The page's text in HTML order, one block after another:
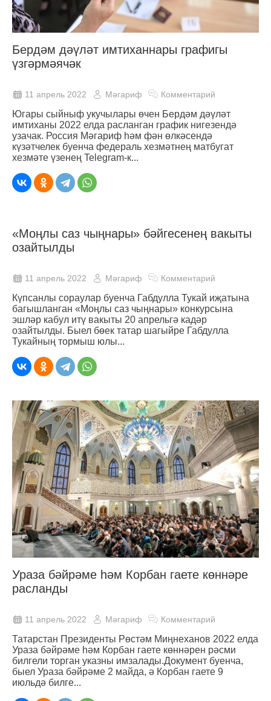
Бердәм дәүләт имтиханнары графигы
үзгәрмәячәк
11 апрель 2022 Мәгариф Комментарий
Югары сыйныф укучылары өчен Бердәм дәүләт
имтиханы 2022 елда расланган график нигезендә
узачак. Россия Мәгариф һәм фән өлкәсендә
күзәтчелек буенча федераль хезмәтнең матбугат
хезмәте үзенең Telegram-к...
«Моңлы саз чыңнары» бәйгесенең вакыты
озайтылды
11 апрель 2022 Мәгариф Комментарий
Күпсанлы сораулар буенча Габдулла Тукай иҗатына
багышланган «Моңлы саз чыңнары» конкурсына
эшләр кабул итү вакыты 20 апрельгә кадәр
озайтылды. Быел бөек татар шагыйре Габдулла
Тукайның тормыш юлы...
Ураза бәйрәме һәм Корбан гаете көннәре
расланды
11 апрель 2022 Мәгариф Комментарий
Татарстан Президенты Рөстәм Миңнеханов 2022 елда
Ураза бәйрәме һәм Корбан гаете көннәрен рәсми
билгели торган указны имзалады.Документ буенча,
быел Ураза бәйрәме 2 майда, ә Корбан гаете 9
июльдә билге...